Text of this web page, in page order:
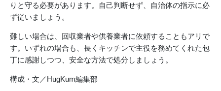
りと守る必要があります。自己判断せず、自治体の指示に必
ず従いましょう。
難しい場合は、回収業者や供養業者に依頼することもアリで
す。いずれの場合も、長くキッチンで主役を務めてくれた包
丁に感謝しつつ、安全な方法で処分しましょう。
構成・文／HugKum編集部